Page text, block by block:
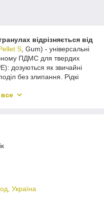
відрізняється від
S , Gum) - універсальні
ПДМС для твердих
дозуються як звичайні
без злипання. Рідкі
вогнестійкі
навантажень; для
вигляді мастербатчу.
добавки
переважає технологічний
на головці екструдера,
форми і
поверхневий ефект:
дозування підбирають за
Україна